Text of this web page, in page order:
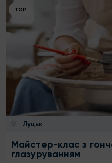
ТОР
Луцьк
Майстер-клас з
глазуруванням